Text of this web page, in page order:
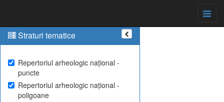
Straturi tematice
Repertoriul arheologic național -
puncte
Repertoriul arheologic național -
poligoane